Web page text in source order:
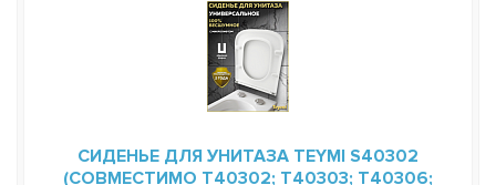
СИДЕНЬЕ ДЛЯ УНИТАЗА TEYMI S40302
(СОВМЕСТИМО T40302; T40303; T40306;